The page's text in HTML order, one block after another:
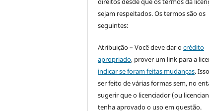
sejam respeitados. Os termos são os
seguintes:
Atribuição – Você deve dar ocrédito
apropriado, prover um link para a
indicar se foram feitas mudanças.
ser feito de várias formas sem, no
sugerir que o licenciador (ou
tenha aprovado o uso em questão.